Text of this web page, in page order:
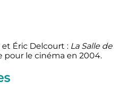
Éric Delcourt : La Salle de
pour le cinéma en 2004.